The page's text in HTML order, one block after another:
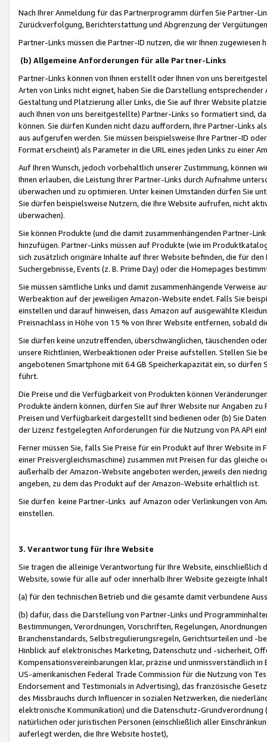
Nach Ihrer Anmeldung für das Partnerprogramm dürfen Sie Partner-
Zurückverfolgung, Berichterstattung und Abgrenzung der
Partner-Links müssen die Partner-ID nutzen, die wir Ihnen zugewiesen
(b) Allgemeine Anforderungen für alle Partner-Links
Partner-Links können von Ihnen erstellt oder Ihnen von uns
Arten von Links nicht eignet, haben Sie die Darstellung
Gestaltung und Platzierung aller Links, die Sie auf Ihrer Website
auch Ihnen von uns bereitgestellte) Partner-Links so formatiert sind,
können. Sie dürfen Kunden nicht dazu auffordern, Ihre Partner-Links
aus aufgerufen werden. Sie müssen beispielsweise Ihre Partner-ID
Format erscheint) als Parameter in die URL eines jeden Links zu einer
Auf Ihren Wunsch, jedoch vorbehaltlich unserer Zustimmung, können
Ihnen erlauben, die Leistung Ihrer Partner-Links durch Aufnahme
überwachen und zu optimieren. Unter keinen Umständen dürfen Sie
Sie dürfen beispielsweise Nutzern, die Ihre Website aufrufen, nicht
überwachen).
Sie können Produkte (und die damit zusammenhängenden Partner-
hinzufügen. Partner-Links müssen auf Produkte (wie im
sich zusätzlich originäre Inhalte auf Ihrer Website befinden, die für
Suchergebnisse, Events (z. B. Prime Day) oder die Homepages
Sie müssen sämtliche Links und damit zusammenhängende
Werbeaktion auf der jeweiligen Amazon-Website endet. Falls Sie
einstellen und darauf hinweisen, dass Amazon auf ausgewählte
Preisnachlass in Höhe von 15 % von Ihrer Website entfernen, sobald
Sie dürfen keine unzutreffenden, überschwänglichen, täuschenden
unsere Richtlinien, Werbeaktionen oder Preise aufstellen. Stellen Sie
angebotenen Smartphone mit 64 GB Speicherkapazität ein, so dürfen
führt.
Die Preise und die Verfügbarkeit von Produkten können
Produkte ändern können, dürfen Sie auf Ihrer Website nur Angaben
Preisen und Verfügbarkeit dargestellt sind bedienen oder (b) Sie
der Lizenz festgelegten Anforderungen für die Nutzung von PA API
Ferner müssen Sie, falls Sie Preise für ein Produkt auf Ihrer Website
einer Preisvergleichsmaschine) zusammen mit Preisen für das
außerhalb der Amazon-Website angeboten werden, jeweils den
angeben, zu dem das Produkt auf der Amazon-Website erhältlich ist.
Sie dürfen keine Partner-Links auf Amazon oder Verlinkungen von
einstellen.
3. Verantwortung für Ihre Website
Sie tragen die alleinige Verantwortung für Ihre Website,
Website, sowie für alle auf oder innerhalb Ihrer Website gezeigte
(a) für den technischen Betrieb und die gesamte damit verbundene
(b) dafür, dass die Darstellung von Partner-Links und
Bestimmungen, Verordnungen, Vorschriften, Regelungen,
Branchenstandards, Selbstregulierungsregeln, Gerichtsurteilen und -
Hinblick auf elektronisches Marketing, Datenschutz und -sicherheit,
Kompensationsvereinbarungen klar, präzise und unmissverständlich
US-amerikanischen Federal Trade Commission für die Nutzung von
Endorsement and Testimonials in Advertising), das französische
des Missbrauchs durch Influencer in sozialen Netzwerken, die
elektronische Kommunikation) und die Datenschutz-
natürlichen oder juristischen Personen (einschließlich aller
auferlegt werden, die Ihre Website hostet),